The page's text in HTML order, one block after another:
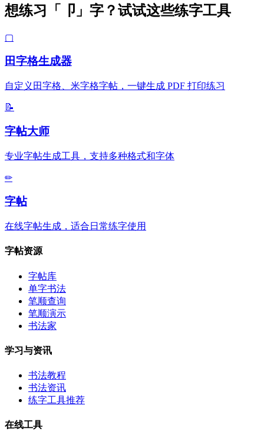
想练习「卩」字？试试这些练字工具
▢
田字格生成器
自定义田字格、米字格字帖，一键生成 PDF 打印练习
📝
字帖大师
专业字帖生成工具，支持多种格式和字体
✏
字帖
在线字帖生成，适合日常练字使用
字帖资源
字帖库
单字书法
笔顺查询
笔顺演示
书法家
学习与资讯
书法教程
书法资讯
练字工具推荐
在线工具